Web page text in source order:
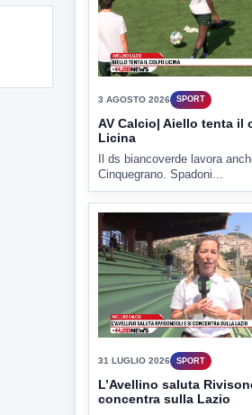
3 AGOSTO 2026 SPORT
AV Calcio| Aiello tenta il
Licina
Il ds biancoverde lavora
Cinquegrano. Spadoni...
31 LUGLIO 2026 SPORT
L’Avellino saluta
concentra sulla Lazio
Ultimo giorno di allenamento
la squadra oggi partirà...